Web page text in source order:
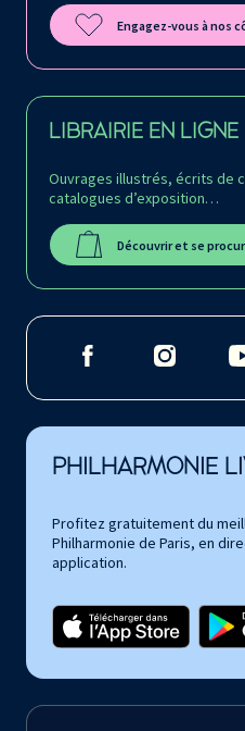
Engagez-vous à nos
LIBRAIRIE EN LIGNE
Ouvrages illustrés, écrits de
catalogues d’exposition…
Découvrir et se
PHILHARMONIE
Profitez gratuitement du
Philharmonie de Paris, en
application.